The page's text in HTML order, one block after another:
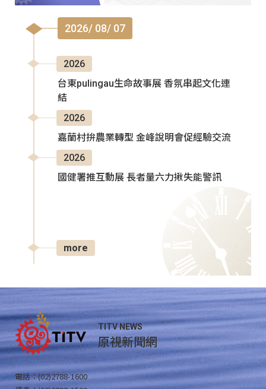
2026/ 08/ 07
2026
台東pulingau生命故事展 香氛串起文化連
結
2026
嘉蘭村拚農業轉型 金峰說明會促經驗交流
2026
國健署推互動展 長者量六力揪失能警訊
more
TITV NEWS
原視新聞網
電話：(02)2788-1600